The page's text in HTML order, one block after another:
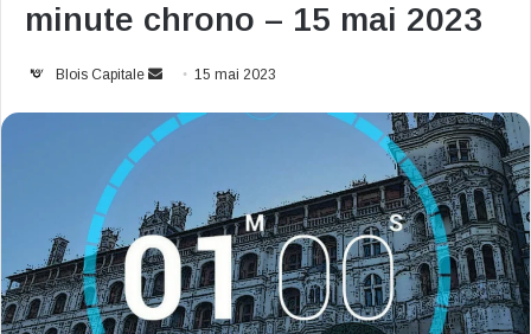
minute chrono – 15 mai 2023
Blois Capitale
Envoyer
courriel
15 mai 2023